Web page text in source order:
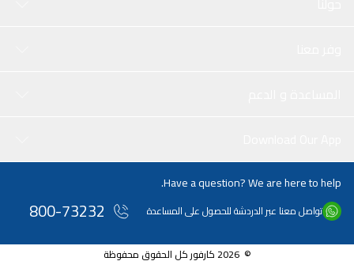
Have a question? We are here to help.
تواصل معنا عبر الدردشة للحصول على المساعدة 800-73232
© 2026 كارفور كل الحقوق محفوظة